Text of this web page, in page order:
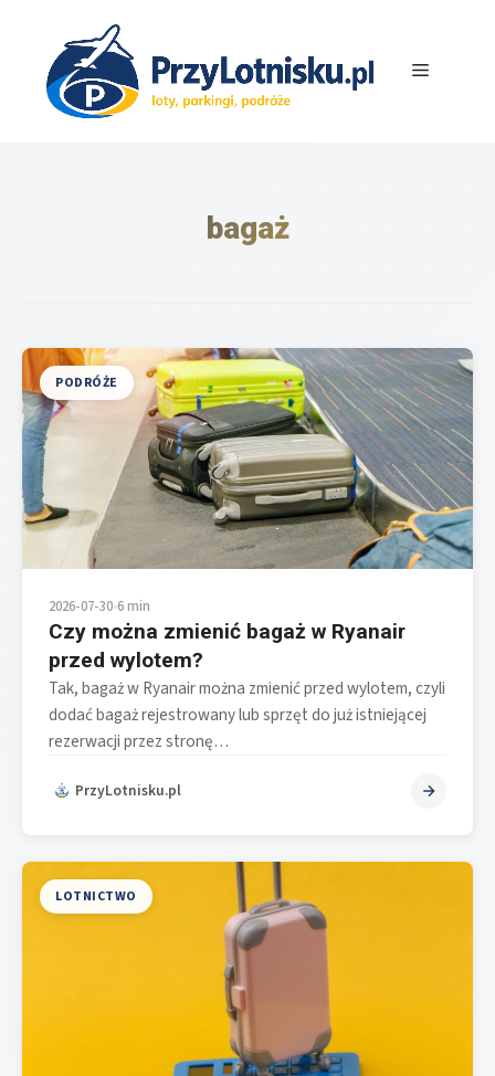
Menu
bagaż
PODRÓŻE
2026-07-30•6 min
Czy można zmienić bagaż w Ryanair
przed wylotem?
Tak, bagaż w Ryanair można zmienić przed wylotem, czyli
dodać bagaż rejestrowany lub sprzęt do już istniejącej
rezerwacji przez stronę…
PrzyLotnisku.pl
LOTNICTWO